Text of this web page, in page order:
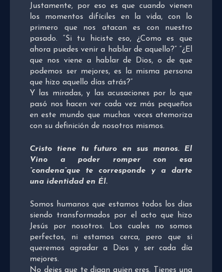
Justamente, por eso es que cuando vienen
los momentos difíciles en la vida, con lo
primero que nos atacan es con nuestro
pasado. “Si tu hiciste eso, ¿Como es que
ahora puedes venir a hablar de aquello?” ”¿El
que nos viene a hablar de Dios, o de que
podemos ser mejores, es la misma persona
que hizo aquello días atrás?”
Y las miradas, y las acusaciones por lo que
pasó nos hacen ver cada vez más pequeños
en este mundo que muchas veces atemoriza
con su definición de nosotros mismos.
Cristo tiene tu futuro en sus manos. El
Vino a poder romper con esa
“condena”que te corresponde y a darte
una identidad en Él.
Somos humanos que estamos todos los días
siendo transformados por el acto que hizo
Jesús por nosotros. Los cuales no somos
perfectos, ni estamos cerca, pero que si
queremos agradar a Dios y ser cada día
mejores.
No dejes que te digan quien eres. Tienes una